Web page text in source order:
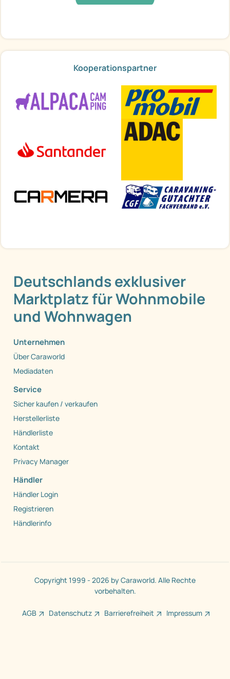
Kooperationspartner
Deutschlands exklusiver
Marktplatz für Wohnmobile
und Wohnwagen
Unternehmen
Über Caraworld
Mediadaten
Service
Sicher kaufen / verkaufen
Herstellerliste
Händlerliste
Kontakt
Privacy Manager
Händler
Händler Login
Registrieren
Händlerinfo
Copyright 1999 - 2026 by Caraworld. Alle Rechte
vorbehalten.
AGB Datenschutz Barrierefreiheit Impressum